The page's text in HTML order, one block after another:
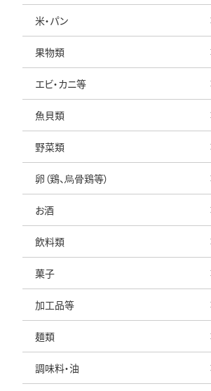
米・パン
果物類
エビ・カニ等
魚貝類
野菜類
卵（鶏、烏骨鶏等）
お酒
飲料類
菓子
加工品等
麺類
調味料・油